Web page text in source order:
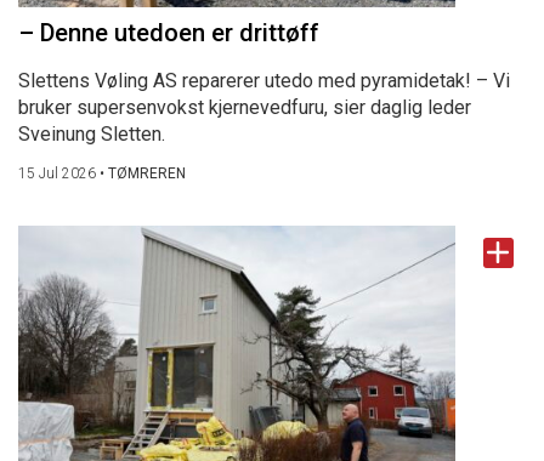
– Denne utedoen er drittøff
Slettens Vøling AS reparerer utedo med pyramidetak! – Vi
bruker supersenvokst kjernevedfuru, sier daglig leder
Sveinung Sletten.
15 Jul 2026 • TØMREREN